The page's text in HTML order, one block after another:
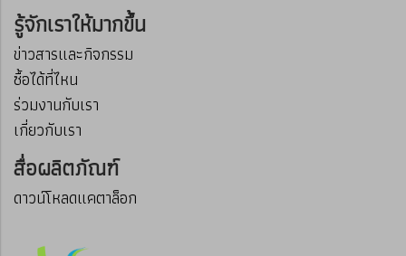
รู้จักเราให้มากขึ้น
ข่าวสารและกิจกรรม
ซื้อได้ที่ไหน
ร่วมงานกับเรา
เกี่ยวกับเรา
สื่อผลิตภัณฑ์
ดาวน์โหลดแคตาล็อก